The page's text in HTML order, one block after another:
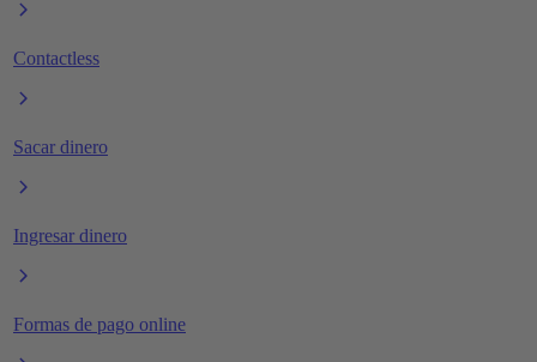
Contactless
Sacar dinero
Ingresar dinero
Formas de pago online